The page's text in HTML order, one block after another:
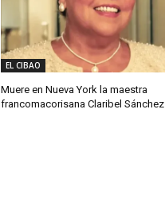
EL CIBAO
Muere en Nueva York la maestra
francomacorisana Claribel Sánchez